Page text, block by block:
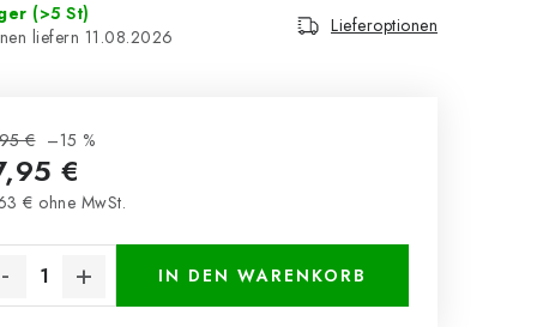
(>5 St)
11.08.2026
Lieferoptionen
€ –15 %
€
€ ohne MwSt.
IN DEN WARENKORB